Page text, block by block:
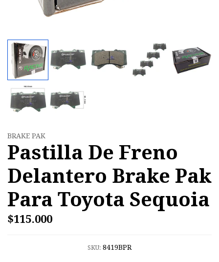
BRAKE PAK
Pastilla De Freno
Delantero Brake Pak
Para Toyota Sequoia
$115.000
SKU: 8419BPR